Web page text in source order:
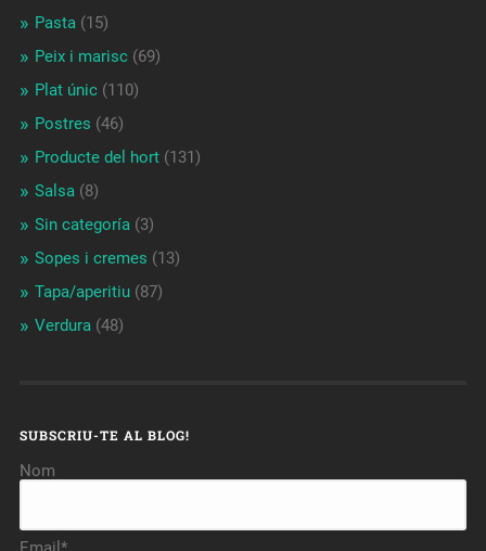
Pasta (15)
Peix i marisc(69)
Plat únic(110)
Postres (46)
Producte del hort(131)
Salsa (8)
Sin categoría (3)
Sopes i cremes (13)
Tapa/aperitiu(87)
Verdura (48)
SUBSCRIU-TE AL BLOG!
Nom